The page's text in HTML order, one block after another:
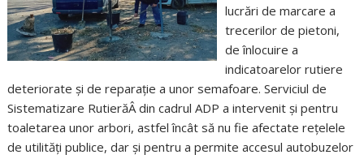
lucrări de marcare a
trecerilor de pietoni,
de înlocuire a
indicatoarelor rutiere
deteriorate și de reparație a unor semafoare. Serviciul de
Sistematizare RutierăÂ din cadrul ADP a intervenit și pentru
toaletarea unor arbori, astfel încât să nu fie afectate rețelele
de utilități publice, dar și pentru a permite accesul autobuzelor